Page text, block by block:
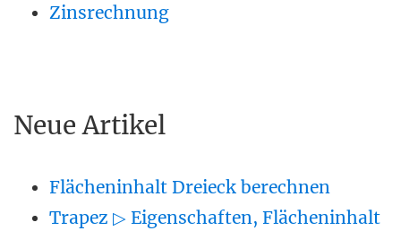
Zinsrechnung
Neue Artikel
Flächeninhalt Dreieck berechnen
Trapez ▷ Eigenschaften, Flächeninhalt